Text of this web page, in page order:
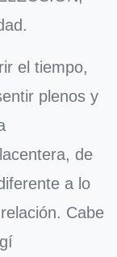
el tiempo,
plenos y
de
a lo
Cabe